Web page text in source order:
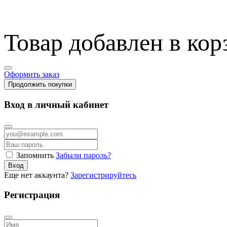
Товар добавлен в
Оформить заказ
Продолжить покупки
Вход в личный кабинет
Запомнить Забыли пароль?
Вход
Еще нет аккаунта? Зарегистрируйтесь
Регистрация